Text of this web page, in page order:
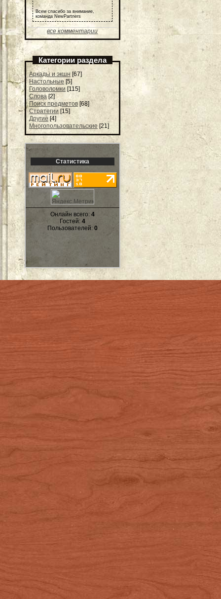
Всем спасибо за внимание,
команда NewPartners
все комментарии
Категории раздела
Аркады и экшн [67]
Настольные [5]
Головоломки [115]
Слова [2]
Поиск предметов [68]
Стратегии [15]
Другие [4]
Многопользовательские [21]
Статистика
Онлайн всего: 4
Гостей: 4
Пользователей: 0